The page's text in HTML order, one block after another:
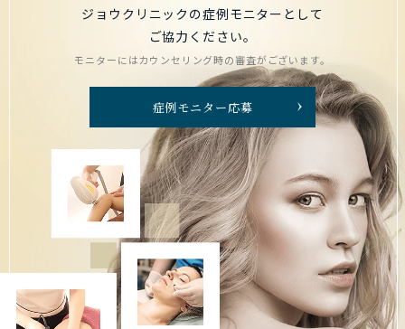
ジョウクリニックの症例モニターとして
ご協力ください。
モニターにはカウンセリング時の審査がございます。
症例モニター応募